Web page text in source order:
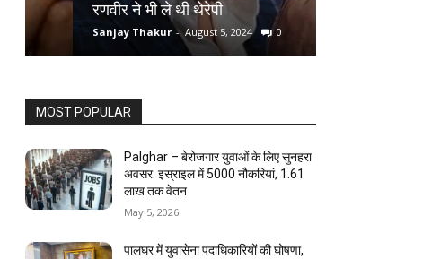
रणवीर ने भी ले थी थेरेपी
Sanjay Thakur - August 5, 2024 0
MOST POPULAR
Palghar – बेरोजगार युवाओं के लिए सुनहरा
अवसर: इस्राइल में 5000 नौकरियां, ₹1.61
लाख तक वेतन
May 5, 2026
पालघर में युवासेना पदाधिकारियों की घोषणा,